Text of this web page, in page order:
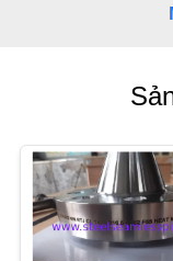
CẦU
BÁO
GIÁ